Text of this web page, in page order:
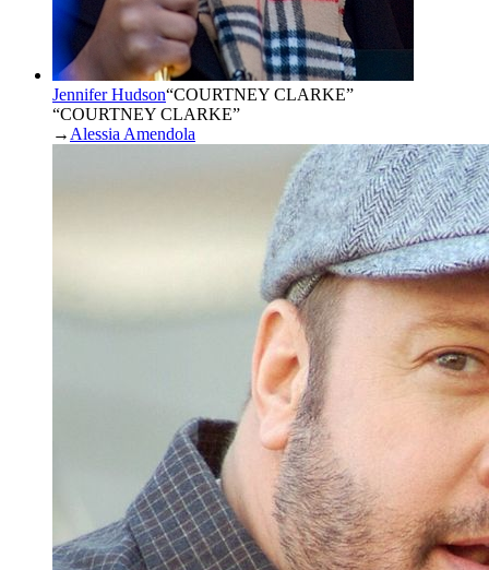
Jennifer Hudson“COURTNEY CLARKE”
“COURTNEY CLARKE”
→ Alessia Amendola